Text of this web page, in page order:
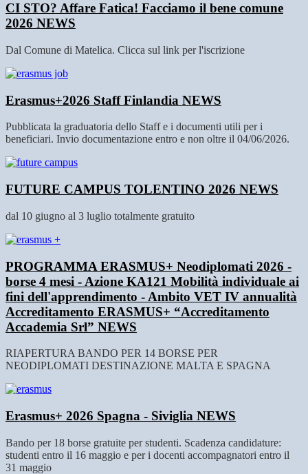
CI STO? Affare Fatica! Facciamo il bene comune
2026 NEWS
Dal Comune di Matelica. Clicca sul link per l'iscrizione
Erasmus+2026 Staff Finlandia NEWS
Pubblicata la graduatoria dello Staff e i documenti utili per i
beneficiari. Invio documentazione entro e non oltre il 04/06/2026.
FUTURE CAMPUS TOLENTINO 2026 NEWS
dal 10 giugno al 3 luglio totalmente gratuito
PROGRAMMA ERASMUS+ Neodiplomati 2026 -
borse 4 mesi - Azione KA121 Mobilità individuale ai
fini dell'apprendimento - Ambito VET IV annualità
Accreditamento ERASMUS+ “Accreditamento
Accademia Srl” NEWS
RIAPERTURA BANDO PER 14 BORSE PER
NEODIPLOMATI DESTINAZIONE MALTA E SPAGNA
Erasmus+ 2026 Spagna - Siviglia NEWS
Bando per 18 borse gratuite per studenti. Scadenza candidature:
studenti entro il 16 maggio e per i docenti accompagnatori entro il
31 maggio